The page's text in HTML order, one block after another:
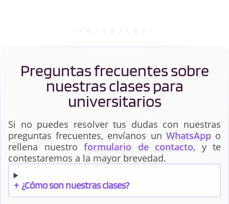
Preguntas frecuentes sobre
nuestras clases para
universitarios
Si no puedes resolver tus dudas con nuestras
preguntas frecuentes, envíanos un WhatsAppo
rellena nuestro formulario de contacto, y te
contestaremos a la mayor brevedad.
+ ¿Cómo son nuestras clases?